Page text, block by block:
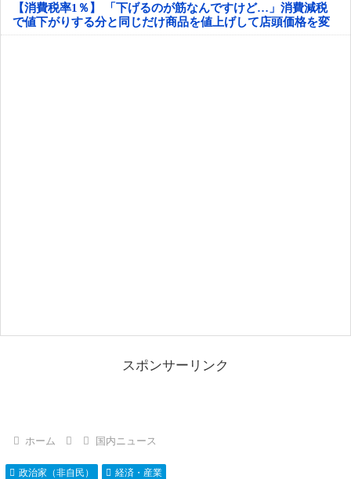
【消費税率1％】 「下げるのが筋なんですけど…」消費減税
で値下がりする分と同じだけ商品を値上げして店頭価格を変
えない店も
スポンサーリンク
ホーム 国内ニュース
政治家（非自民） 経済・産業